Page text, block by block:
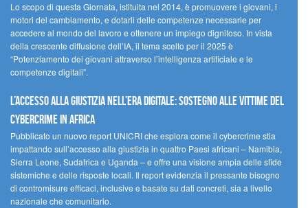
Lo scopo di questa Giornata, istituita nel 2014, è promuovere i giovani, i
motori del cambiamento, e dotarli delle competenze necessarie per
accedere al mondo del lavoro e ottenere un impiego dignitoso. In vista
della crescente diffusione dell’IA, il tema scelto per il 2025 è
“Potenziamento dei giovani attraverso l’intelligenza artificiale e le
competenze digitali”.
L’accesso alla giustizia nell’era digitale: sostegno alle vittime del
cybercrime in Africa
Pubblicato un nuovo report UNICRI che esplora come il cybercrime stia
impattando sull’accesso alla giustizia in quattro Paesi africani – Namibia,
Sierra Leone, Sudafrica e Uganda – e offre una visione ampia delle sfide
sistemiche e delle risposte locali. Il report evidenzia il pressante bisogno
di contromisure efficaci, inclusive e basate su dati concreti, sia a livello
nazionale che comunitario.